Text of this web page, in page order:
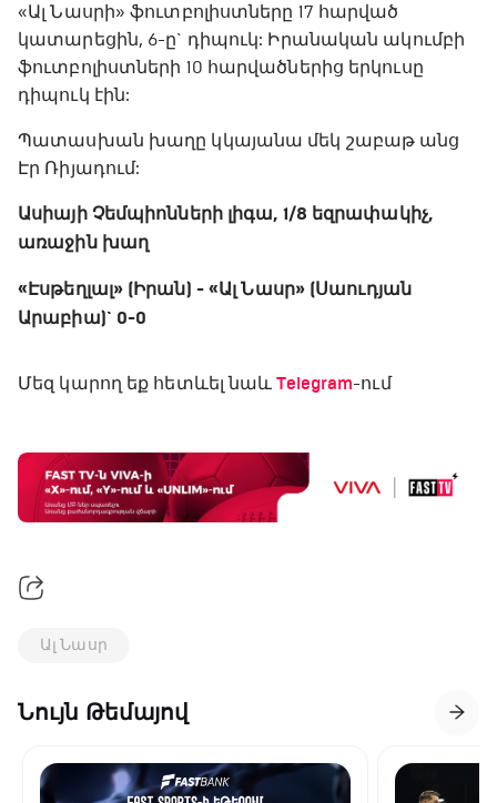
«Ալ Նասրի» ֆուտբոլիստները 17 հարված
կատարեցին, 6-ը` դիպուկ: Իրանական ակումբի
ֆուտբոլիստների 10 հարվածներից երկուսը
դիպուկ էին:
Պատասխան խաղը կկայանա մեկ շաբաթ անց
Էր Ռիյադում:
Ասիայի Չեմպիոնների լիգա, 1/8 եզրափակիչ,
առաջին խաղ
«Էսթեղլալ» (Իրան) - «Ալ Նասր» (Սաուդյան
Արաբիա)` 0-0
Մեզ կարող եք հետևել նաև Telegram-ում
Ալ Նասր
Նույն Թեմայով